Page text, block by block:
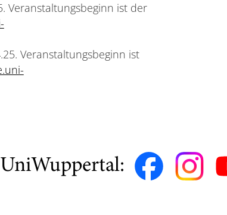
Veranstaltungsbeginn ist der
Veranstaltungsbeginn ist